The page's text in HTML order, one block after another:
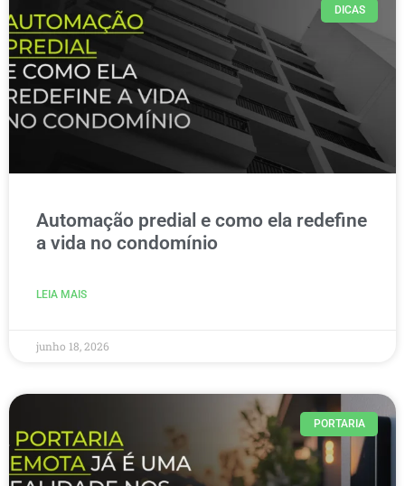
DICAS
Automação predial e como ela redefine
a vida no condomínio
LEIA MAIS
junho 18, 2026
PORTARIA